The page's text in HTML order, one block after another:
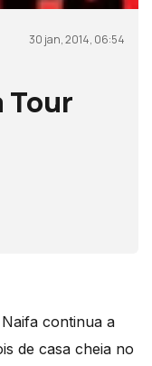
30 jan, 2014, 06:54
Tour
continua a
de casa cheia no